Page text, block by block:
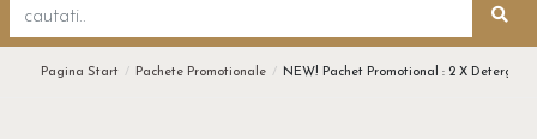
Pagina Start Pachete Promotionale NEW! Pachet Promotional : 2 X